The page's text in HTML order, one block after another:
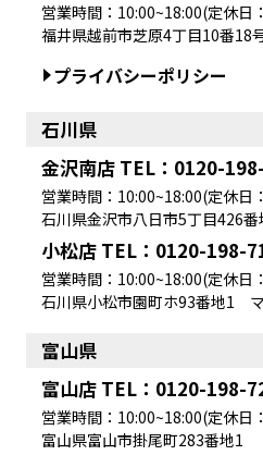
福井県越前市芝原4丁目10番18
営業時間：10:00~18:00(定休日
プライバシーポリシー
石川県
金沢南店 TEL：0120-
営業時間：10:00~18:00(定休日
石川県金沢市八日市5丁目426番
小松店 TEL：0120-198-
営業時間：10:00~18:00(定休日
石川県小松市園町ホ93番地1
富山県
富山店 TEL：0120-198-
営業時間：10:00~18:00(定休日
富山県富山市掛尾町283番地1